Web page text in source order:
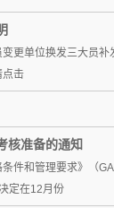
更单位换发三大员
点击
核准备的通知
件和管理要求》（
定在12月份